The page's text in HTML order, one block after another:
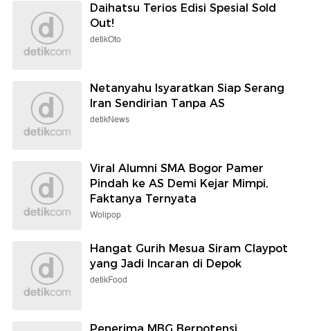
Daihatsu Terios Edisi Spesial Sold
Out!
detikOto
Netanyahu Isyaratkan Siap Serang
Iran Sendirian Tanpa AS
detikNews
Viral Alumni SMA Bogor Pamer
Pindah ke AS Demi Kejar Mimpi,
Faktanya Ternyata
Wolipop
Hangat Gurih Mesua Siram Claypot
yang Jadi Incaran di Depok
detikFood
Penerima MBG Berpotensi